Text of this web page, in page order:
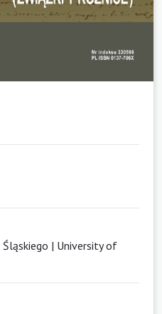
| University of